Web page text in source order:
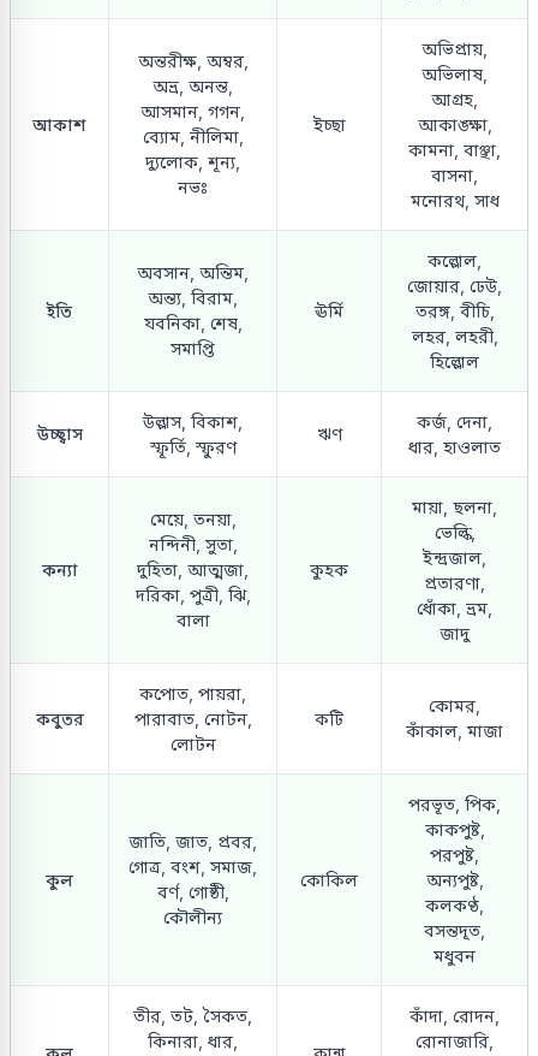
আকাশ
অন্তরীক্ষ, অম্বর,
অভ্র, অনন্ত,
আসমান, গগন,
ব্যোম, নীলিমা,
দ্যুলোক, শূন্য,
নভঃ
ইচ্ছা
অভিপ্রায়,
অভিলাষ,
আগ্রহ,
আকাঙ্ক্ষা,
কামনা, বাঞ্ছা,
বাসনা,
মনোরথ, সাধ
ইতি
অবসান, অন্তিম,
অন্ত্য, বিরাম,
যবনিকা, শেষ,
সমাপ্তি
ঊর্মি
কল্লোল,
জোয়ার, ঢেউ,
তরঙ্গ, বীচি,
লহর, লহরী,
হিল্লোল
উচ্ছ্বাস
উল্লাস, বিকাশ,
স্ফূর্তি, স্ফুরণ
ঋণ
কর্জ, দেনা,
ধার, হাওলাত
কন্যা
মেয়ে, তনয়া,
নন্দিনী, সুতা,
দুহিতা, আত্মজা,
দরিকা, পুত্রী, ঝি,
বালা
কুহক
মায়া, ছলনা,
ভেল্কি,
ইন্দ্রজাল,
প্রতারণা,
ধোঁকা, ভ্রম,
জাদু
কবুতর
কপোত, পায়রা,
পারাবাত, নোটন,
লোটন
কটি
কোমর,
কাঁকাল, মাজা
কুল
জাতি, জাত, প্রবর,
গোত্র, বংশ, সমাজ,
বর্ণ, গোষ্ঠী,
কৌলীন্য
কোকিল
পরভূত, পিক,
কাকপুষ্ট,
পরপুষ্ট,
অন্যপুষ্ট,
কলকণ্ঠ,
বসন্তদূত,
মধুবন
তীর, তট, সৈকত,
কিনারা, ধার,
কাঁদা, রোদন,
রোনাজারি,